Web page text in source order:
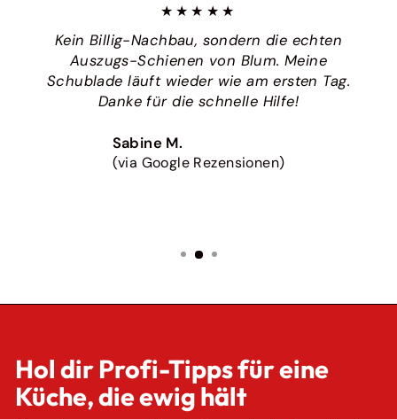
★★★★★
Kein Billig-Nachbau, sondern die echten
Auszugs-Schienen von Blum. Meine
Schublade läuft wieder wie am ersten Tag.
Danke für die schnelle Hilfe!
Sabine M.
(via Google Rezensionen)
Hol dir Profi-Tipps für eine
Küche, die ewig hält